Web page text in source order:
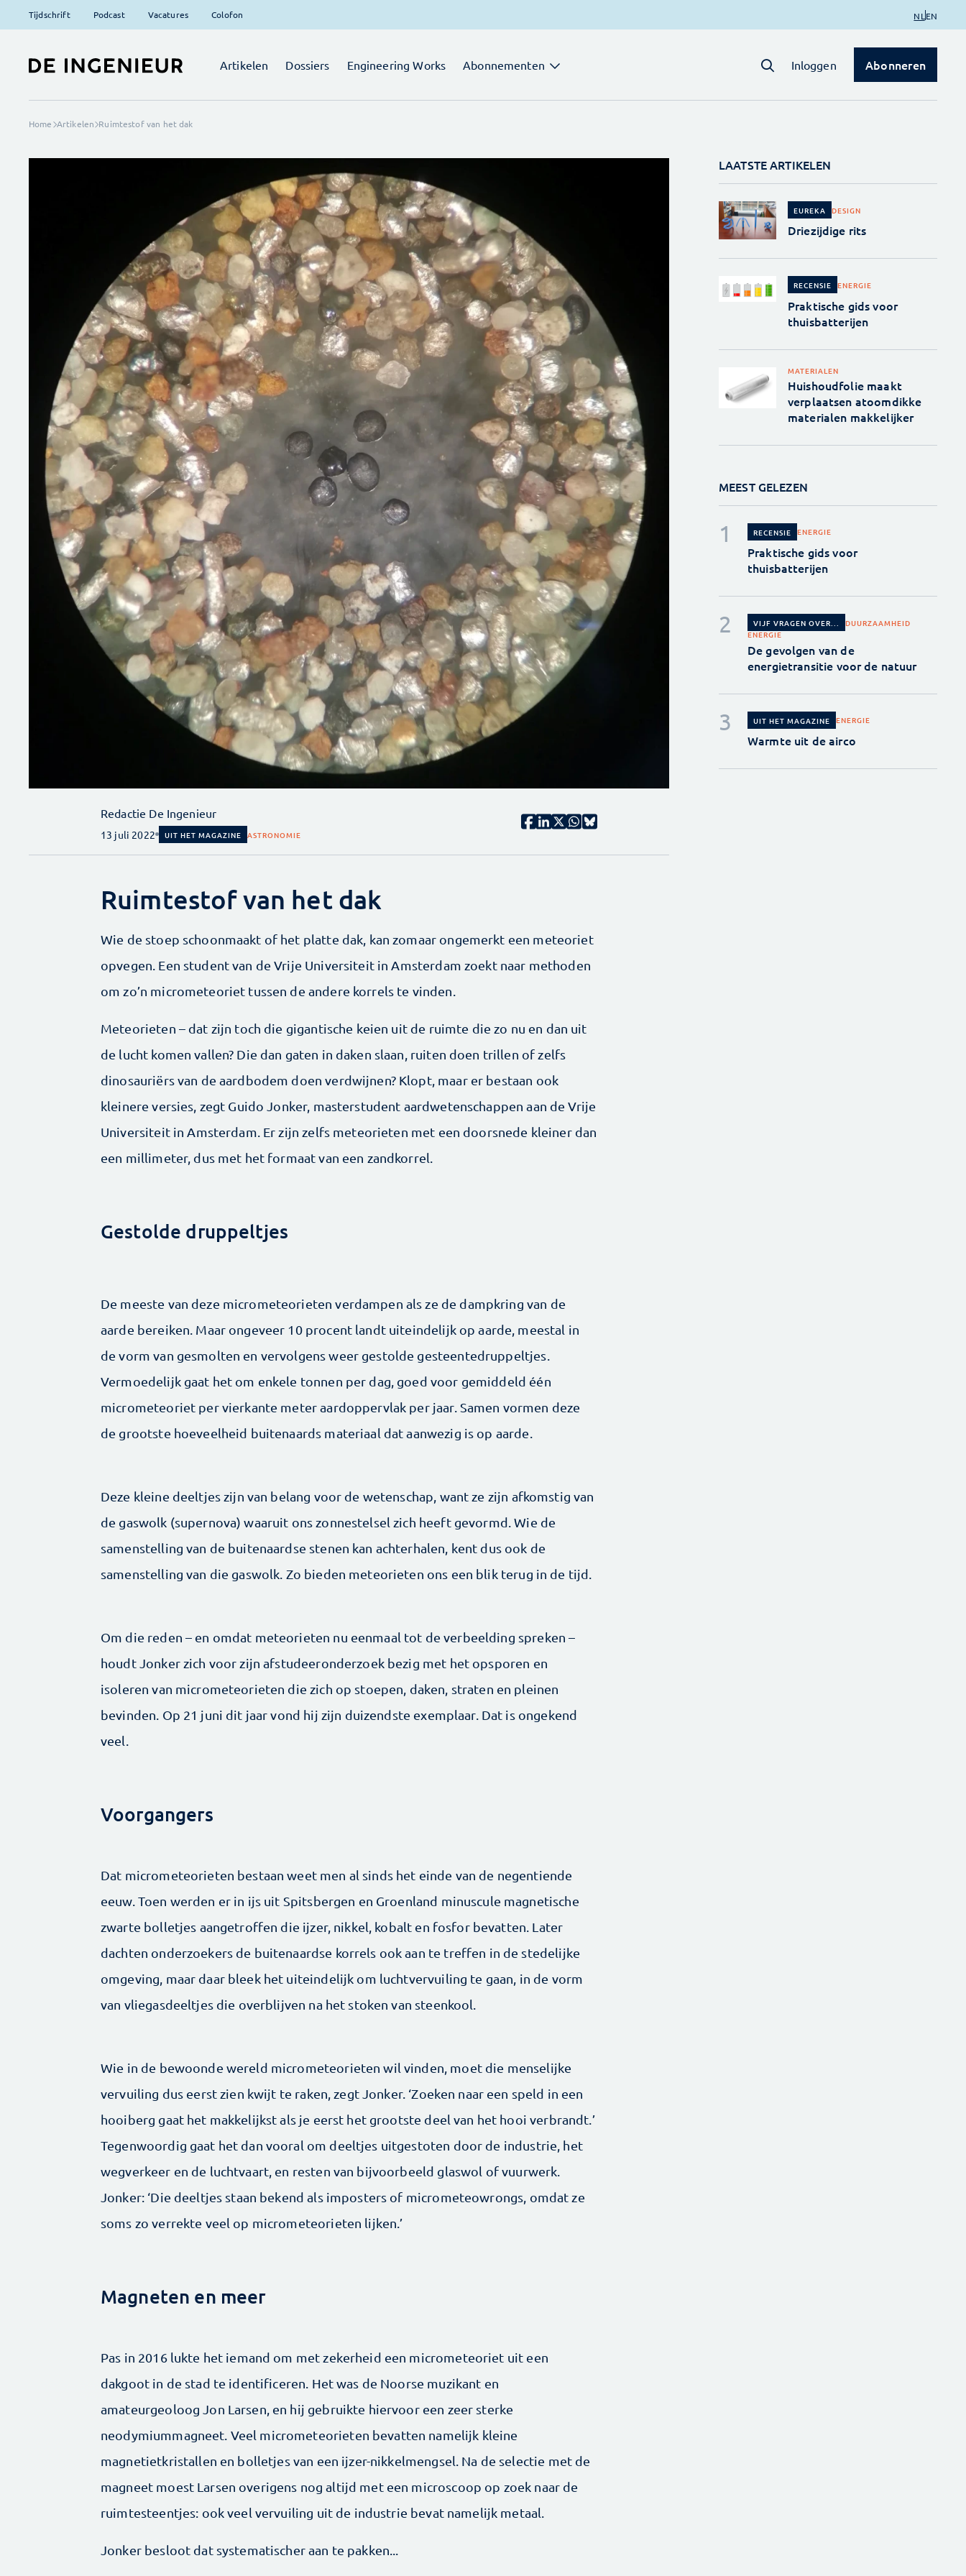
Tijdschrift Podcast Vacatures Colofon NL EN
Artikelen Dossiers Engineering Works Abonnementen Inloggen Abonneren
Home Artikelen Ruimtestof van het dak
Redactie De Ingenieur
13 juli 2022 UIT HET MAGAZINE ASTRONOMIE
Ruimtestof van het dak
Wie de stoep schoonmaakt of het platte dak, kan zomaar ongemerkt een meteoriet
opvegen. Een student van de Vrije Universiteit in Amsterdam zoekt naar methoden
om zo’n micrometeoriet tussen de andere korrels te vinden.
Meteorieten – dat zijn toch die gigantische keien uit de ruimte die zo nu en dan uit
de lucht komen vallen? Die dan gaten in daken slaan, ruiten doen trillen of zelfs
dinosauriërs van de aardbodem doen verdwijnen? Klopt, maar er bestaan ook
kleinere versies, zegt Guido Jonker, masterstudent aardwetenschappen aan de Vrije
Universiteit in Amsterdam. Er zijn zelfs meteorieten met een doorsnede kleiner dan
een millimeter, dus met het formaat van een zandkorrel.
Gestolde druppeltjes
De meeste van deze micrometeorieten verdampen als ze de dampkring van de
aarde bereiken. Maar ongeveer 10 procent landt uiteindelijk op aarde, meestal in
de vorm van gesmolten en vervolgens weer gestolde gesteentedruppeltjes.
Vermoedelijk gaat het om enkele tonnen per dag, goed voor gemiddeld één
micrometeoriet per vierkante meter aardoppervlak per jaar. Samen vormen deze
de grootste hoeveelheid buitenaards materiaal dat aanwezig is op aarde.
Deze kleine deeltjes zijn van belang voor de wetenschap, want ze zijn afkomstig van
de gaswolk (supernova) waaruit ons zonnestelsel zich heeft gevormd. Wie de
samenstelling van de buitenaardse stenen kan achterhalen, kent dus ook de
samenstelling van die gaswolk. Zo bieden meteorieten ons een blik terug in de tijd.
Om die reden – en omdat meteorieten nu eenmaal tot de verbeelding spreken –
houdt Jonker zich voor zijn afstudeeronderzoek bezig met het opsporen en
isoleren van micrometeorieten die zich op stoepen, daken, straten en pleinen
bevinden. Op 21 juni dit jaar vond hij zijn duizendste exemplaar. Dat is ongekend
veel.
Voorgangers
Dat micrometeorieten bestaan weet men al sinds het einde van de negentiende
eeuw. Toen werden er in ijs uit Spitsbergen en Groenland minuscule magnetische
zwarte bolletjes aangetroffen die ijzer, nikkel, kobalt en fosfor bevatten. Later
dachten onderzoekers de buitenaardse korrels ook aan te treffen in de stedelijke
omgeving, maar daar bleek het uiteindelijk om luchtvervuiling te gaan, in de vorm
van vliegasdeeltjes die overblijven na het stoken van steenkool.
Wie in de bewoonde wereld micrometeorieten wil vinden, moet die menselijke
vervuiling dus eerst zien kwijt te raken, zegt Jonker. ‘Zoeken naar een speld in een
hooiberg gaat het makkelijkst als je eerst het grootste deel van het hooi verbrandt.’
Tegenwoordig gaat het dan vooral om deeltjes uitgestoten door de industrie, het
wegverkeer en de luchtvaart, en resten van bijvoorbeeld glaswol of vuurwerk.
Jonker: ‘Die deeltjes staan bekend als imposters of micrometeowrongs, omdat ze
soms zo verrekte veel op micrometeorieten lijken.’
Magneten en meer
Pas in 2016 lukte het iemand om met zekerheid een micrometeoriet uit een
dakgoot in de stad te identificeren. Het was de Noorse muzikant en
amateurgeoloog Jon Larsen, en hij gebruikte hiervoor een zeer sterke
neodymiummagneet. Veel micrometeorieten bevatten namelijk kleine
magnetietkristallen en bolletjes van een ijzer-nikkelmengsel. Na de selectie met de
magneet moest Larsen overigens nog altijd met een microscoop op zoek naar de
ruimtesteentjes: ook veel vervuiling uit de industrie bevat namelijk metaal.
Jonker besloot dat systematischer aan te pakken...
LAATSTE ARTIKELEN
EUREKA DESIGN
Driezijdige rits
RECENSIE ENERGIE
Praktische gids voor
thuisbatterijen
MATERIALEN
Huishoudfolie maakt
verplaatsen atoomdikke
materialen makkelijker
MEEST GELEZEN
RECENSIE ENERGIE
Praktische gids voor
thuisbatterijen
VIJF VRAGEN OVER...
DUURZAAMHEID
ENERGIE
De gevolgen van de
energietransitie voor de natuur
UIT HET MAGAZINE ENERGIE
Warmte uit de airco